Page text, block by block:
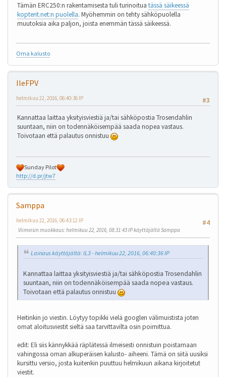
Tämän ERC250:n rakentamisesta tuli turinoitua tässä säikeessä
kopterit.net:n puolella. Myöhemmin on tehty sähköpuolella
muutoksia aika paljon, joista enemmän tässä säikeessä.
Oma kalusto
IleFPV
#3
helmikuu 22, 2016, 06:40:36 IP
Kannattaa laittaa yksityisviestiä ja/tai sähköpostia Trosendahlin
suuntaan, niin on todennäköisempää saada nopea vastaus.
Toivotaan että palautus onnistuu
Sunday Pilot
http://d.pr/jtw7
Samppa
#4
helmikuu 22, 2016, 06:43:12 IP
Viimeisin muokkaus: helmikuu 22, 2016, 08:31:43 IP käyttäjältä Samppa
Lainaus käyttäjältä: IL3 - helmikuu 22, 2016, 06:40:36 IP
Kannattaa laittaa yksityisviestiä ja/tai sähköpostia Trosendahlin
suuntaan, niin on todennäköisempää saada nopea vastaus.
Toivotaan että palautus onnistuu
Heitinkin jo viestin. Löytyy topikki vielä googlen välimuistista joten
omat aloitusviestit sieltä saa tarvittavilta osin poimittua.
edit: Eli siis kännykkää räplätessä ilmeisesti onnistuin poistamaan
vahingossa oman alkuperäisen kalusto- aiheeni. Tämä on siitä uusiksi
kursittu versio, josta kuitenkin puuttuu helmikuun aikana kirjoitetut
viestit.